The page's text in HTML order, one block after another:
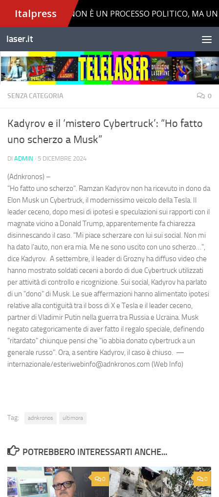
Salta al contenuto
laser.it
SENZA CATEGORIA 0
Kadyrov e il ‘mistero Cybertruck’: “Ho fatto
uno scherzo a Musk”
DI ADMIN · 5 DICEMBRE 2024
(Adnkronos) –
"Ho fatto uno scherzo". Ramzan Kadyrov non ha ricevuto in dono da
Elon Musk un Cybertruck, il modernissimo veicolo della Tesla. Il
leader ceceno, dopo mesi di ipotesi e speculazioni sui rapporti con il
magnate vicino a Donald Trump, apparentemente fa chiarezza
disinnescando il caso. "Mi piace scherzare con lui sui social. Non mi
ha dato l'auto, non era mia. Me ne sono uscito con uno scherzo…",
dice Kadyrov. A settembre, il leader di Grozny ha diffuso video che
hanno mostrato soldati ceceni a bordo di due Cybertruck utilizzati
per attività di controllo e ricognizione. Sui social, Kadyrov ha parlato
di un "dono" di Musk. Le sue affermazioni hanno alimentato ipotesi
relative alla contiguità tra il boss di X e Tesla e il leader ceceno,
partner di Vladimir Putin nella guerra tra Russia e Ucraina. Musk
negato categoricamente di aver fatto il regalo speciale, definendo
"ritardato" chiunque pensi che "io abbia donato cybertruck a un
generale russo". Ora, a sentire Kadyrov, il caso è chiuso. —
internazionale/esteriwebinfo@adnkronos.com (Web Info)
Tag: adnkronos ultimora
POTREBBERO INTERESSARTI ANCHE...
0 0